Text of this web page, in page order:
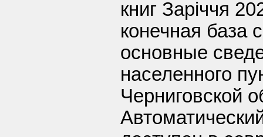
книг Заріччя
конечная база
основные
населенного
Черниговской